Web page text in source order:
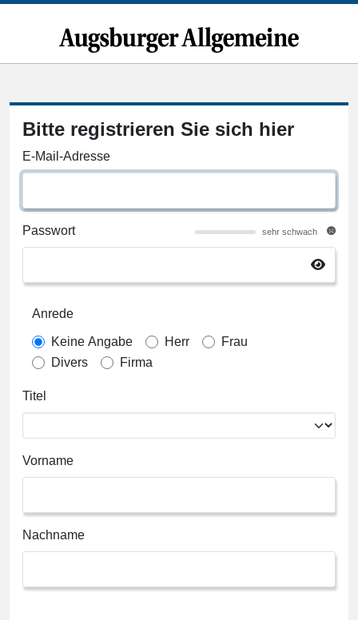
Bitte registrieren Sie sich hier
E-Mail-Adresse
Passwort sehr schwach
Anrede
Keine Angabe Herr
Frau
Divers
Firma
Titel
Vorname
Nachname